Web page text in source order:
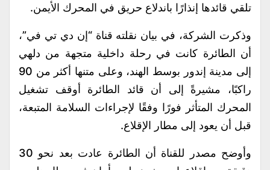
تلقي قائدها إنذارًا باندلاع حريق في المحرك الأيمن.
وذكرت الشركة، في بيان نقلته قناة “إن دي تي في”،
أن الطائرة كانت في رحلة داخلية متجهة من دلهي
إلى مدينة إندور بوسط الهند، وعلى متنها أكثر من 90
راكبًا، مشيرةً إلى أن قائد الطائرة أوقف تشغيل
المحرك المتأثر فورًا وفقًا لإجراءات السلامة المتبعة،
قبل أن يعود إلى مطار الإقلاع.
وأوضح مصدر للقناة أن الطائرة عادت بعد نحو 30